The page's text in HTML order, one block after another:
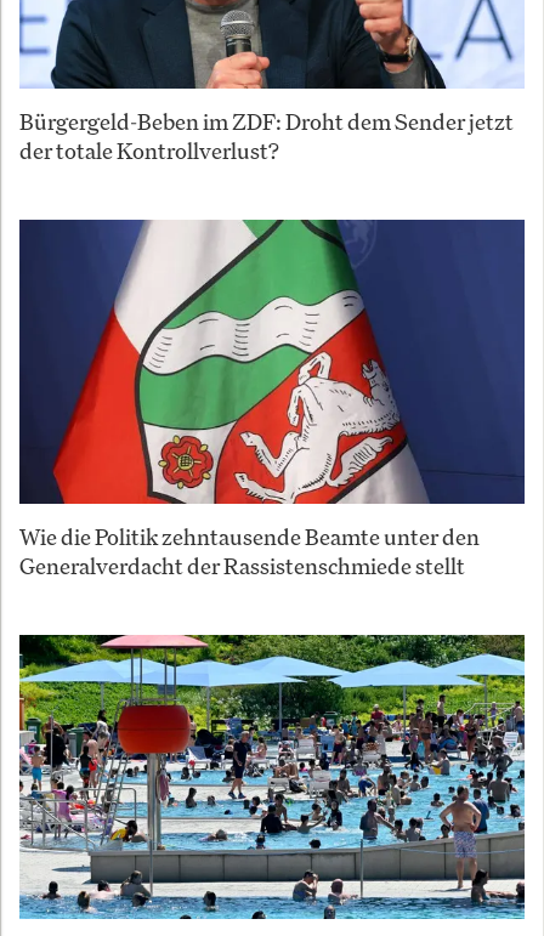
Bürgergeld-Beben im ZDF: Droht dem Sender jetzt
der totale Kontrollverlust?
Wie die Politik zehntausende Beamte unter den
Generalverdacht der Rassistenschmiede stellt